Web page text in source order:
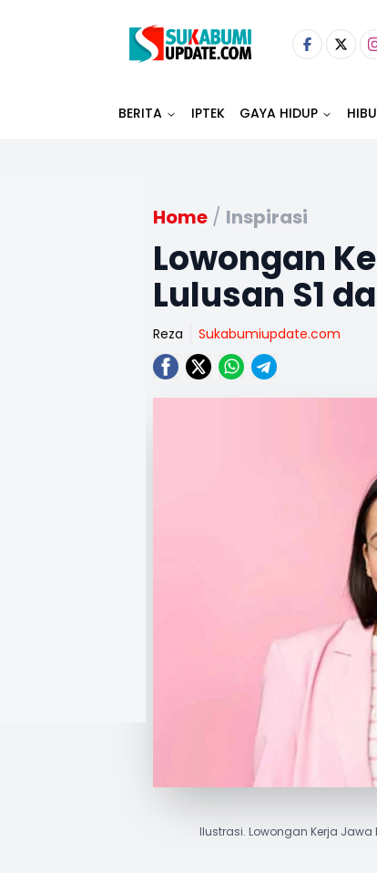
BERITA IPTEK GAYA HIDUP
Home / Inspirasi
Lowongan
Lulusan S1
Reza Sukabumiupdate.com
Ilustrasi. Lowongan Kerja